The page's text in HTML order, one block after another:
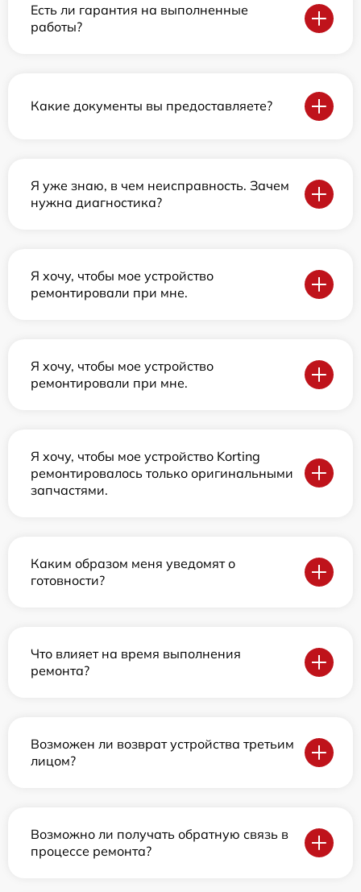
Есть ли гарантия на выполненные
работы?
Какие документы вы предоставляете?
Я уже знаю, в чем неисправность. Зачем
нужна диагностика?
Я хочу, чтобы мое устройство
ремонтировали при мне.
Я хочу, чтобы мое устройство
ремонтировали при мне.
Я хочу, чтобы мое устройство Korting
ремонтировалось только оригинальными
запчастями.
Каким образом меня уведомят о
готовности?
Что влияет на время выполнения
ремонта?
Возможен ли возврат устройства третьим
лицом?
Возможно ли получать обратную связь в
процессе ремонта?